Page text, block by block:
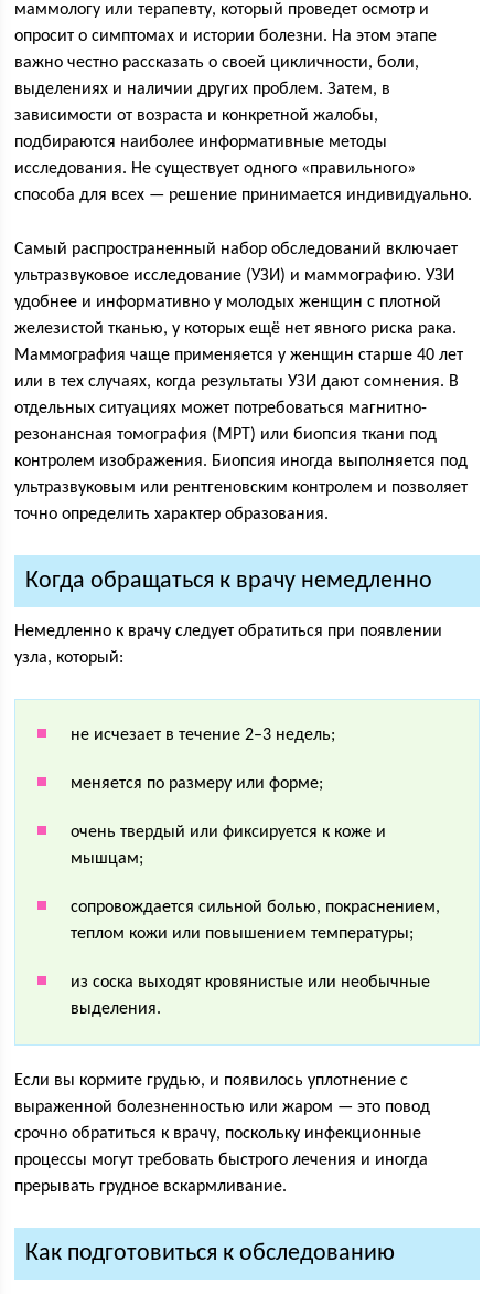
маммологу или терапевту, который проведет осмотр и
опросит о симптомах и истории болезни. На этом этапе
важно честно рассказать о своей цикличности, боли,
выделениях и наличии других проблем. Затем, в
зависимости от возраста и конкретной жалобы,
подбираются наиболее информативные методы
исследования. Не существует одного «правильного»
способа для всех — решение принимается индивидуально.
Самый распространенный набор обследований включает
ультразвуковое исследование (УЗИ) и маммографию. УЗИ
удобнее и информативно у молодых женщин с плотной
железистой тканью, у которых ещё нет явного риска рака.
Маммография чаще применяется у женщин старше 40 лет
или в тех случаях, когда результаты УЗИ дают сомнения. В
отдельных ситуациях может потребоваться магнитно-
резонансная томография (МРТ) или биопсия ткани под
контролем изображения. Биопсия иногда выполняется под
ультразвуковым или рентгеновским контролем и позволяет
точно определить характер образования.
Когда обращаться к врачу немедленно
Немедленно к врачу следует обратиться при появлении
узла, который:
не исчезает в течение 2–3 недель;
меняется по размеру или форме;
очень твердый или фиксируется к коже и
мышцам;
сопровождается сильной болью, покраснением,
теплом кожи или повышением температуры;
из соска выходят кровянистые или необычные
выделения.
Если вы кормите грудью, и появилось уплотнение с
выраженной болезненностью или жаром — это повод
срочно обратиться к врачу, поскольку инфекционные
процессы могут требовать быстрого лечения и иногда
прерывать грудное вскармливание.
Как подготовиться к обследованию